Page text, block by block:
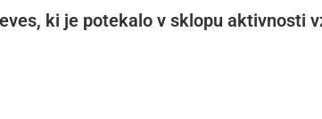
ki je potekalo v sklopu aktivnosti